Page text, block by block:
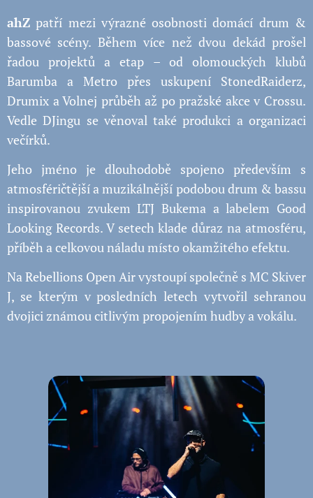
ahZ patří mezi výrazné osobnosti domácí drum &
bassové scény. Během více než dvou dekád prošel
řadou projektů a etap – od olomouckých klubů
Barumba a Metro přes uskupení StonedRaiderz,
Drumix a Volnej průběh až po pražské akce v Crossu.
Vedle DJingu se věnoval také produkci a organizaci
večírků.
Jeho jméno je dlouhodobě spojeno především s
atmosféričtější a muzikálnější podobou drum & bassu
inspirovanou zvukem LTJ Bukema a labelem Good
Looking Records. V setech klade důraz na atmosféru,
příběh a celkovou náladu místo okamžitého efektu.
Na Rebellions Open Air vystoupí společně s MC Skiver
J, se kterým v posledních letech vytvořil sehranou
dvojici známou citlivým propojením hudby a vokálu.